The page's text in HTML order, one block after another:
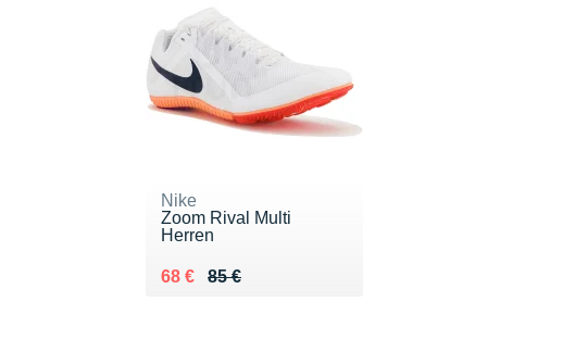
Nike
Zoom Rival Multi
Herren
85 €
Au lieu de 85 €
68 €
Vendu 68 €